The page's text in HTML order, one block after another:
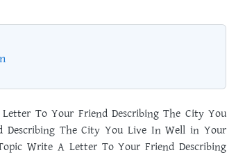
To Your Friend Describing The City You
The City You Live In Well in Your
Write A Letter To Your Friend Describing